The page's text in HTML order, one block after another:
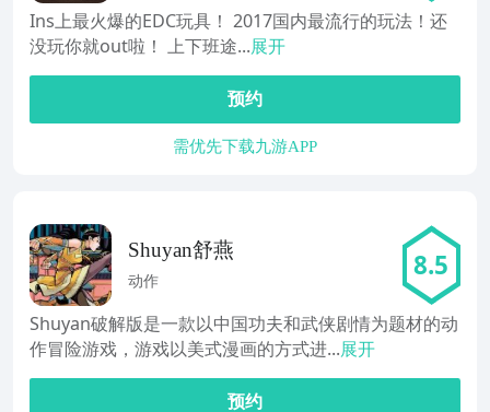
Ins上最火爆的EDC玩具！ 2017国内最流行的玩法！还
没玩你就out啦！ 上下班途...展开
预约
需优先下载九游APP
Shuyan舒燕
动作 8.5
Shuyan破解版是一款以中国功夫和武侠剧情为题材的动
作冒险游戏，游戏以美式漫画的方式进...展开
预约